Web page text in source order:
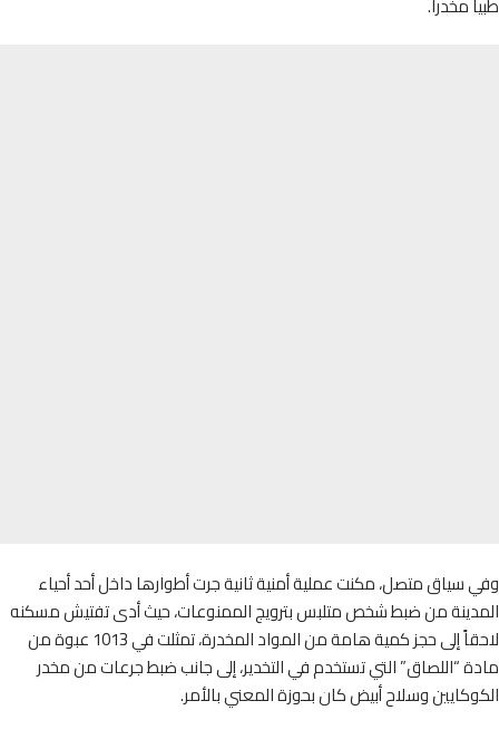
متصل، مكنت عملية أمنية ثانية جرت أطوارها داخل أحد أحياء
من ضبط شخص متلبس بترويج الممنوعات، حيث أدى تفتيش مسكنه
لاحقاً إلى حجز كمية هامة من المواد المخدرة، تمثلت في 1013 عبوة من
“اللصاق” التي تستخدم في التخدير، إلى جانب ضبط جرعات من مخدر
وسلاح أبيض كان بحوزة المعني بالأمر.